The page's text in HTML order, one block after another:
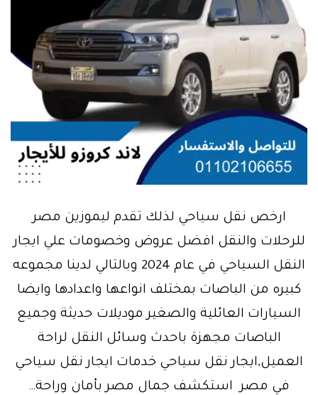
ارخص نقل سياحي لذلك تقدم ليموزين مصر
للرحلات والنقل افضل عروض وخصومات علي ايجار
النقل السياحي في عام 2024 وبالتالي لدينا مجموعه
كبيره من الباصات بمختلف انواعها واعدادها وايضا
السيارات العائلية والصغير موديلات حديثة وجميع
الباصات مجهزة باحدث وسائل النقل لراحة
العميل,ايجار نقل سياحي خدمات ايجار نقل سياحي
في مصر استكشف جمال مصر بأمان وراحة…